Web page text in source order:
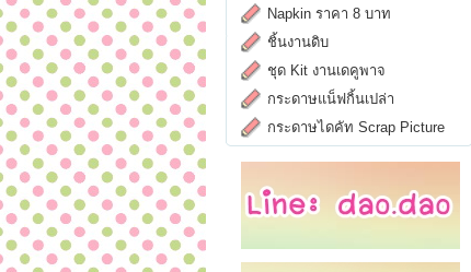
Napkin ราคา 8 บาท
ชิ้นงานดิบ
ชุด Kit งานเดคูพาจ
กระดาษแน็ฟกิ้นเปล่า
กระดาษไดคัท Scrap Picture